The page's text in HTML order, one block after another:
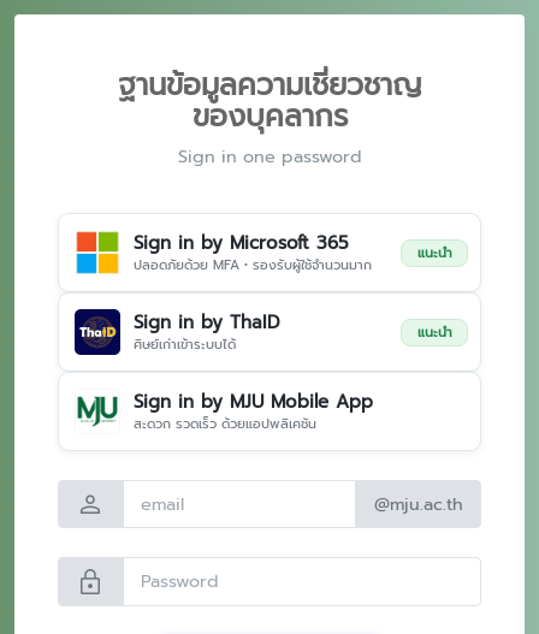
ฐานข้อมูลความเชี่ยวชาญ
ของบุคลากร
Sign in one password
Sign in by Microsoft 365
ปลอดภัยด้วย MFA • รองรับผู้ใช้จำนวนมาก
แนะนำ
Sign in by ThaID
ศิษย์เก่าเข้าระบบได้
แนะนำ
Sign in by MJU Mobile App
สะดวก รวดเร็ว ด้วยแอปพลิเคชัน
person @mju.ac.th
lock